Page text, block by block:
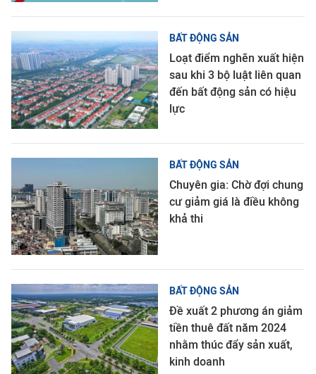
BẤT ĐỘNG SẢN
Loạt điểm nghẽn xuất hiện
sau khi 3 bộ luật liên quan
đến bất động sản có hiệu
lực
BẤT ĐỘNG SẢN
Chuyên gia: Chờ đợi chung
cư giảm giá là điều không
khả thi
BẤT ĐỘNG SẢN
Đề xuất 2 phương án giảm
tiền thuê đất năm 2024
nhằm thúc đẩy sản xuất,
kinh doanh